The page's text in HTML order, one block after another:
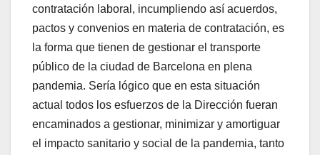
contratación laboral, incumpliendo así acuerdos,
pactos y convenios en materia de contratación, es
la forma que tienen de gestionar el transporte
público de la ciudad de Barcelona en plena
pandemia. Sería lógico que en esta situación
actual todos los esfuerzos de la Dirección fueran
encaminados a gestionar, minimizar y amortiguar
el impacto sanitario y social de la pandemia, tanto